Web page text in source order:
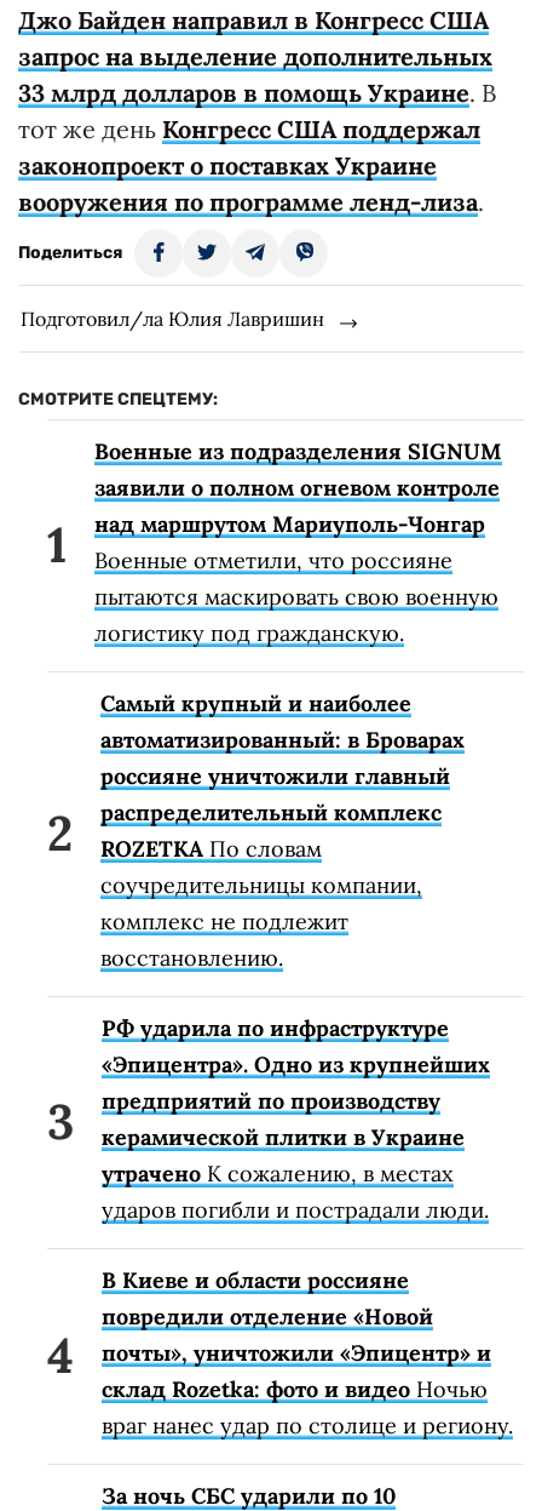
Джо Байден направил в Конгресс США
запрос на выделение дополнительных
33 млрд долларов в помощь Украине. В
тот же день Конгресс США поддержал
законопроект о поставках Украине
вооружения по программе ленд-лиза.
Поделиться
Подготовил/ла Юлия Лавришин
СМОТРИТЕ СПЕЦТЕМУ:
Военные из подразделения SIGNUM
заявили о полном огневом контроле
над маршрутом Мариуполь-Чонгар
Военные отметили, что россияне
пытаются маскировать свою военную
логистику под гражданскую.
Самый крупный и наиболее
автоматизированный: в Броварах
россияне уничтожили главный
распределительный комплекс
ROZETKA По словам
соучредительницы компании,
комплекс не подлежит
восстановлению.
РФ ударила по инфраструктуре
«Эпицентра». Одно из крупнейших
предприятий по производству
керамической плитки в Украине
утрачено К сожалению, в местах
ударов погибли и пострадали люди.
В Киеве и области россияне
повредили отделение «Новой
почты», уничтожили «Эпицентр» и
склад Rozetka: фото и видео Ночью
враг нанес удар по столице и региону.
За ночь СБС ударили по 10